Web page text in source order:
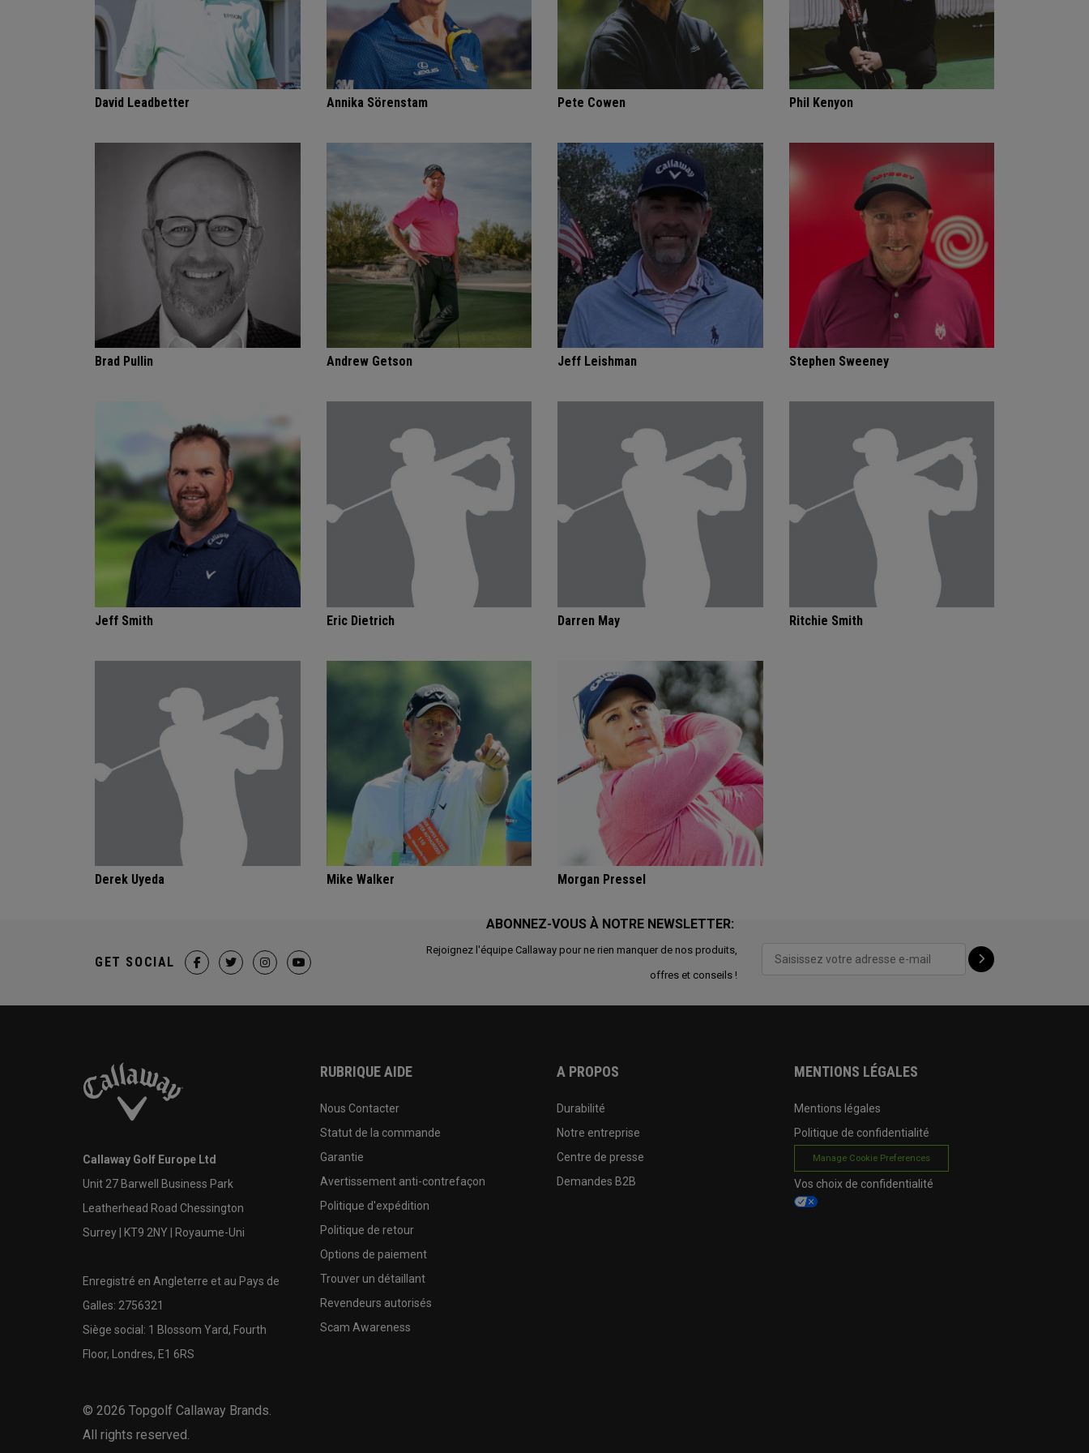
David Leadbetter Annika Sörenstam Pete Cowen Phil Kenyon
Brad Pullin Andrew Getson Jeff Leishman Stephen Sweeney
Jeff Smith Eric Dietrich Darren May Ritchie Smith
Derek Uyeda Mike Walker Morgan Pressel
ABONNEZ-VOUS À NOTRE NEWSLETTER:
Rejoignez l'équipe Callaway pour ne rien manquer de nos produits,
offres et conseils !
GET SOCIAL
Callaway Golf Europe Ltd
Unit 27 Barwell Business Park
Leatherhead Road Chessington
Surrey | KT9 2NY | Royaume-Uni
Enregistré en Angleterre et au Pays de
Galles: 2756321
Siège social: 1 Blossom Yard, Fourth
Floor, Londres, E1 6RS
© 2026 Topgolf Callaway Brands.
All rights reserved.
RUBRIQUE AIDE
Nous Contacter
Statut de la commande
Garantie
Avertissement anti-contrefaçon
Politique d'expédition
Politique de retour
Options de paiement
Trouver un détaillant
Revendeurs autorisés
Scam Awareness
A PROPOS
Durabilité
Notre entreprise
Centre de presse
Demandes B2B
MENTIONS LÉGALES
Mentions légales
Politique de confidentialité
Manage Cookie Preferences
Vos choix de confidentialité